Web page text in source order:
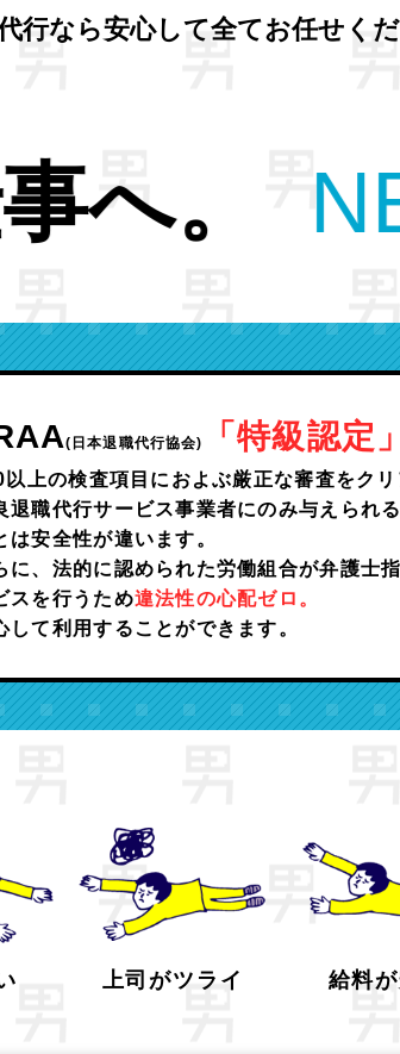
行なら安心して全てお任せくだ
今より
(日本退職代行協会) 「特級認定」
以上の検査項目におよぶ厳正な審査をクリ
退職代行サービス事業者にのみ与えられ
は安全性が違います。
に、法的に認められた労働組合が弁護士
スを行うため違法性の心配ゼロ。
して利用することができます。
上司がツライ 給料